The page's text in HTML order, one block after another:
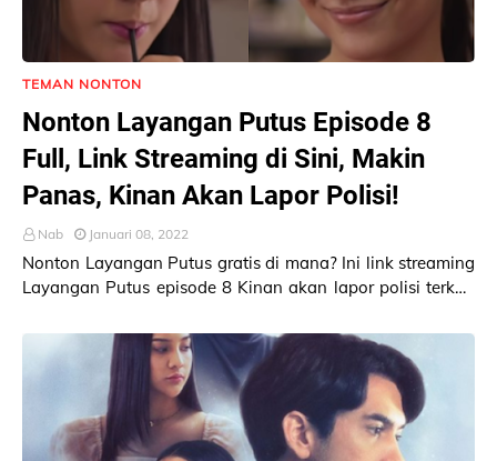
TEMAN NONTON
Nonton Layangan Putus Episode 8
Full, Link Streaming di Sini, Makin
Panas, Kinan Akan Lapor Polisi!
Nab Januari 08, 2022
Nonton Layangan Putus gratis di mana? Ini link streaming
Layangan Putus episode 8 Kinan akan lapor polisi terkait